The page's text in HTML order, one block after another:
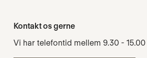
Kontakt os gerne
Vi har telefontid mellem 9.30 - 15.00